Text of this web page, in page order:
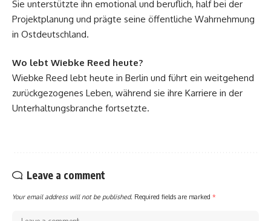
Sie unterstützte ihn emotional und beruflich, half bei der
Projektplanung und prägte seine öffentliche Wahrnehmung
in Ostdeutschland.
Wo lebt Wiebke Reed heute?
Wiebke Reed lebt heute in Berlin und führt ein weitgehend
zurückgezogenes Leben, während sie ihre Karriere in der
Unterhaltungsbranche fortsetzte.
Leave a comment
Your email address will not be published. Required fields are marked *